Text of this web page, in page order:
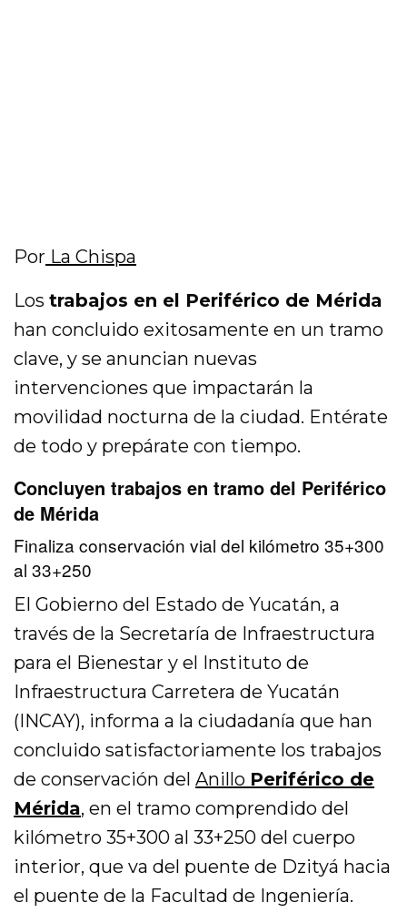
Por La Chispa
Lostrabajos en el Periférico de Mérida
han concluido exitosamente en un tramo
clave, y se anuncian nuevas
intervenciones que impactarán la
movilidad nocturna de la ciudad. Entérate
de todo y prepárate con tiempo.
Concluyen trabajos en tramo del Periférico
de Mérida
Finaliza conservación vial del kilómetro 35+300
al 33+250
El Gobierno del Estado de Yucatán, a
través de la Secretaría de Infraestructura
para el Bienestar y el Instituto de
Infraestructura Carretera de Yucatán
(INCAY), informa a la ciudadanía que han
concluido satisfactoriamente los trabajos
de conservación delAnillo Periférico de
Mérida, en el tramo comprendido del
kilómetro 35+300 al 33+250 del cuerpo
interior, que va del puente de Dzityá hacia
el puente de la Facultad de Ingeniería.